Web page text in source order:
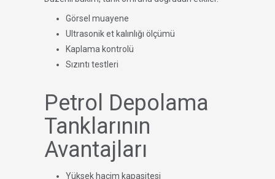
Görsel muayene
Ultrasonik et kalınlığı ölçümü
Kaplama kontrolü
Sızıntı testleri
Petrol Depolama
Tanklarının
Avantajları
Yüksek hacim kapasitesi